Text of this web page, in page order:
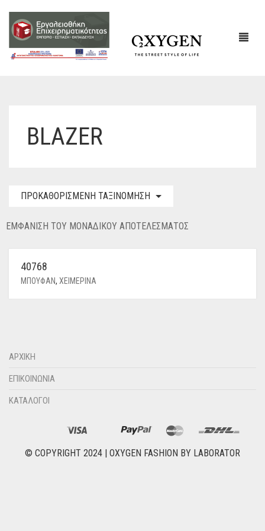
ΕΠΙΚΟΙΝΩΝΙΑ
BLAZER
ΠΡΟΚΑΘΟΡΙΣΜΈΝΗ ΤΑΞΙΝΌΜΗΣΗ
ΕΜΦΆΝΙΣΗ ΤΟΥ ΜΟΝΑΔΙΚΟΎ ΑΠΟΤΕΛΈΣΜΑΤΟΣ
40768
ΜΠΟΥΦΑΝ, ΧΕΙΜΕΡΙΝΑ
ΑΡΧΙΚΗ
ΕΠΙΚΟΙΝΩΝΙΑ
ΚΑΤΑΛΟΓΟΙ
© COPYRIGHT 2024 | OXYGEN FASHION BY LABORATOR